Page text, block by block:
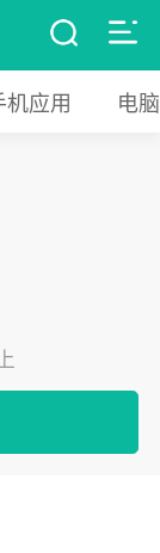
机应用 电